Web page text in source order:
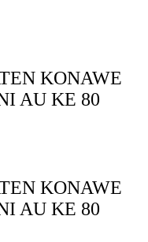
KONAWE
AU KE 80
KONAWE
AU KE 80